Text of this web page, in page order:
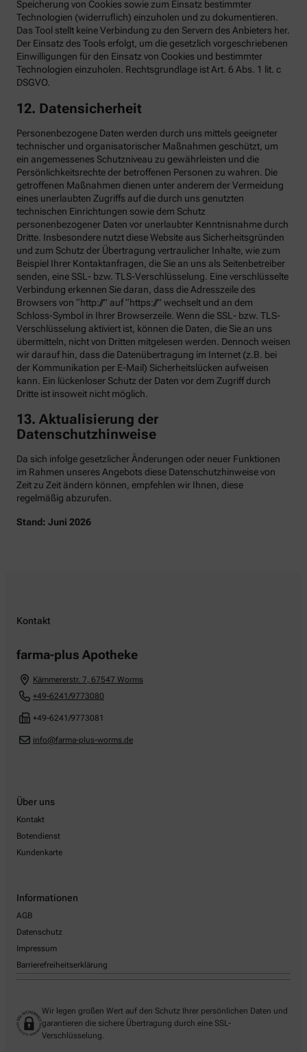
Speicherung von Cookies sowie zum Einsatz bestimmter
Technologien (widerruflich) einzuholen und zu dokumentieren.
Das Tool stellt keine Verbindung zu den Servern des Anbieters her.
Der Einsatz des Tools erfolgt, um die gesetzlich vorgeschriebenen
Einwilligungen für den Einsatz von Cookies und bestimmter
Technologien einzuholen. Rechtsgrundlage ist Art. 6 Abs. 1 lit. c
DSGVO.
12. Datensicherheit
Personenbezogene Daten werden durch uns mittels geeigneter
technischer und organisatorischer Maßnahmen geschützt, um
ein angemessenes Schutzniveau zu gewährleisten und die
Persönlichkeitsrechte der betroffenen Personen zu wahren. Die
getroffenen Maßnahmen dienen unter anderem der Vermeidung
eines unerlaubten Zugriffs auf die durch uns genutzten
technischen Einrichtungen sowie dem Schutz
personenbezogener Daten vor unerlaubter Kenntnisnahme durch
Dritte. Insbesondere nutzt diese Website aus Sicherheitsgründen
und zum Schutz der Übertragung vertraulicher Inhalte, wie zum
Beispiel Ihrer Kontaktanfragen, die Sie an uns als Seitenbetreiber
senden, eine SSL- bzw. TLS-Verschlüsselung. Eine verschlüsselte
Verbindung erkennen Sie daran, dass die Adresszeile des
Browsers von “http://” auf “https://” wechselt und an dem
Schloss-Symbol in Ihrer Browserzeile. Wenn die SSL- bzw. TLS-
Verschlüsselung aktiviert ist, können die Daten, die Sie an uns
übermitteln, nicht von Dritten mitgelesen werden. Dennoch weisen
wir darauf hin, dass die Datenübertragung im Internet (z.B. bei
der Kommunikation per E-Mail) Sicherheitslücken aufweisen
kann. Ein lückenloser Schutz der Daten vor dem Zugriff durch
Dritte ist insoweit nicht möglich.
13. Aktualisierung der
Datenschutzhinweise
Da sich infolge gesetzlicher Änderungen oder neuer Funktionen
im Rahmen unseres Angebots diese Datenschutzhinweise von
Zeit zu Zeit ändern können, empfehlen wir Ihnen, diese
regelmäßig abzurufen.
Stand: Juni 2026
Kontakt
farma-plus Apotheke
Kämmererstr. 7, 67547 Worms
+49-6241/9773080
+49-6241/9773081
info@farma-plus-worms.de
Über uns
Kontakt
Botendienst
Kundenkarte
Informationen
AGB
Datenschutz
Impressum
Barrierefreiheitserklärung
Wir legen großen Wert auf den Schutz Ihrer persönlichen Daten und
garantieren die sichere Übertragung durch eine SSL-
Verschlüsselung.